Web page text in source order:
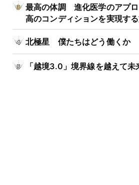
最高の体調 進化医学のアプ
高のコンディションを実現す
北極星 僕たちはどう働くか
「越境3.0」境界線を越えて